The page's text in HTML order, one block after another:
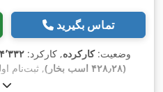
تماس بگیرید
وضعیت:کارکرده, کارکرد: ۲۰۴٬۳۳۲
(۴۲۸٫۲۸ اسب بخار)
, ثبت‌نام
, نوع چرخ‌دنده: